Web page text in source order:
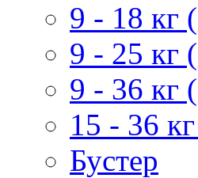
9 - 18 кг
9 - 25 кг
9 - 36 кг
15 - 36
Бустер